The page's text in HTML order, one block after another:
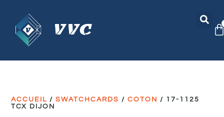
ACCUEIL /SWATCHCARDS /COTON / 17-1125
TCX DIJON